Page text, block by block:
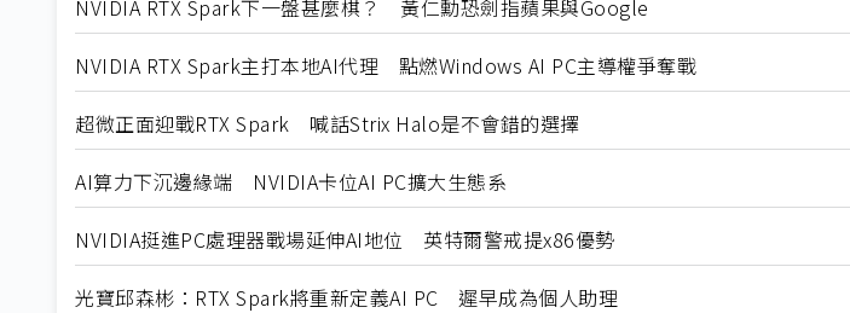
NVIDIA RTX Spark下一盤甚麼棋？ 黃仁勳恐劍指蘋果與Google
NVIDIA RTX Spark主打本地AI代理 點燃Windows AI PC主導權爭奪戰
超微正面迎戰RTX Spark 喊話Strix Halo是不會錯的選擇
AI算力下沉邊緣端 NVIDIA卡位AI PC擴大生態系
NVIDIA挺進PC處理器戰場延伸AI地位 英特爾警戒提x86優勢
光寶邱森彬：RTX Spark將重新定義AI PC 遲早成為個人助理